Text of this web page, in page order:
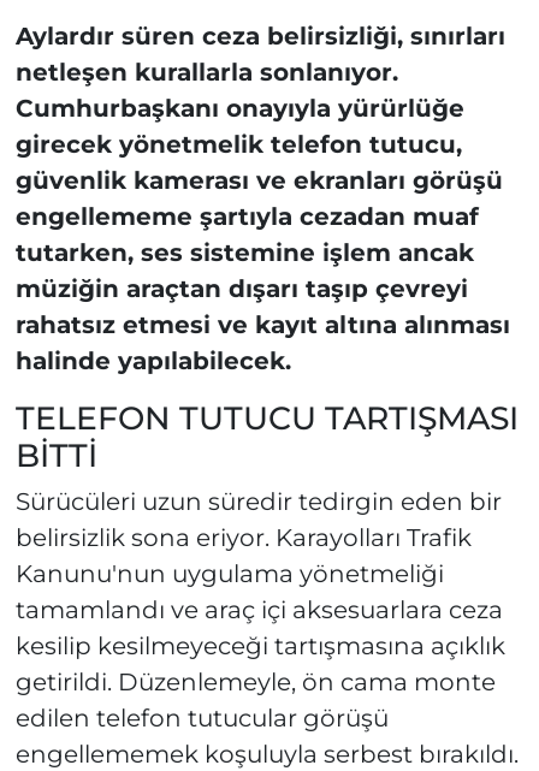
Aylardır süren ceza belirsizliği, sınırları
netleşen kurallarla sonlanıyor.
Cumhurbaşkanı onayıyla yürürlüğe
girecek yönetmelik telefon tutucu,
güvenlik kamerası ve ekranları görüşü
engellememe şartıyla cezadan muaf
tutarken, ses sistemine işlem ancak
müziğin araçtan dışarı taşıp çevreyi
rahatsız etmesi ve kayıt altına alınması
halinde yapılabilecek.
TELEFON TUTUCU TARTIŞMASI
BİTTİ
Sürücüleri uzun süredir tedirgin eden bir
belirsizlik sona eriyor. Karayolları Trafik
Kanunu'nun uygulama yönetmeliği
tamamlandı ve araç içi aksesuarlara ceza
kesilip kesilmeyeceği tartışmasına açıklık
getirildi. Düzenlemeyle, ön cama monte
edilen telefon tutucular görüşü
engellememek koşuluyla serbest bırakıldı.